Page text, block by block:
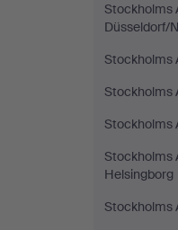
Stockholms
Düsseldorf/
Stockholms
Stockholms
Stockholms
Stockholms
Helsingborg
Stockholms